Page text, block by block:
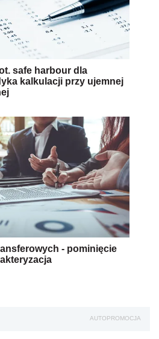
safe harbour dla
kalkulacji przy ujemnej
- pominięcie
AUTOPROMOCJA